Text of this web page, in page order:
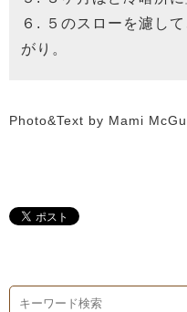
６. ５のスローを濾し
がり。
Photo&Text by Mami